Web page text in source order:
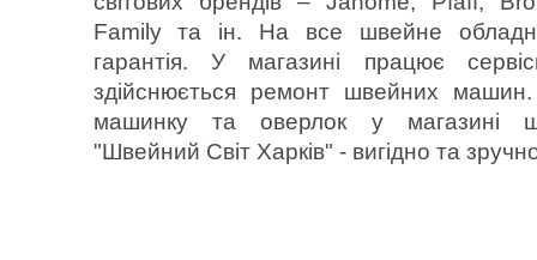
Family та ін. На все швейне
гарантія. У магазині працює
здійснюється ремонт швейних
машинку та оверлок у магазині
"Швейний Світ Харків" - вигідно та